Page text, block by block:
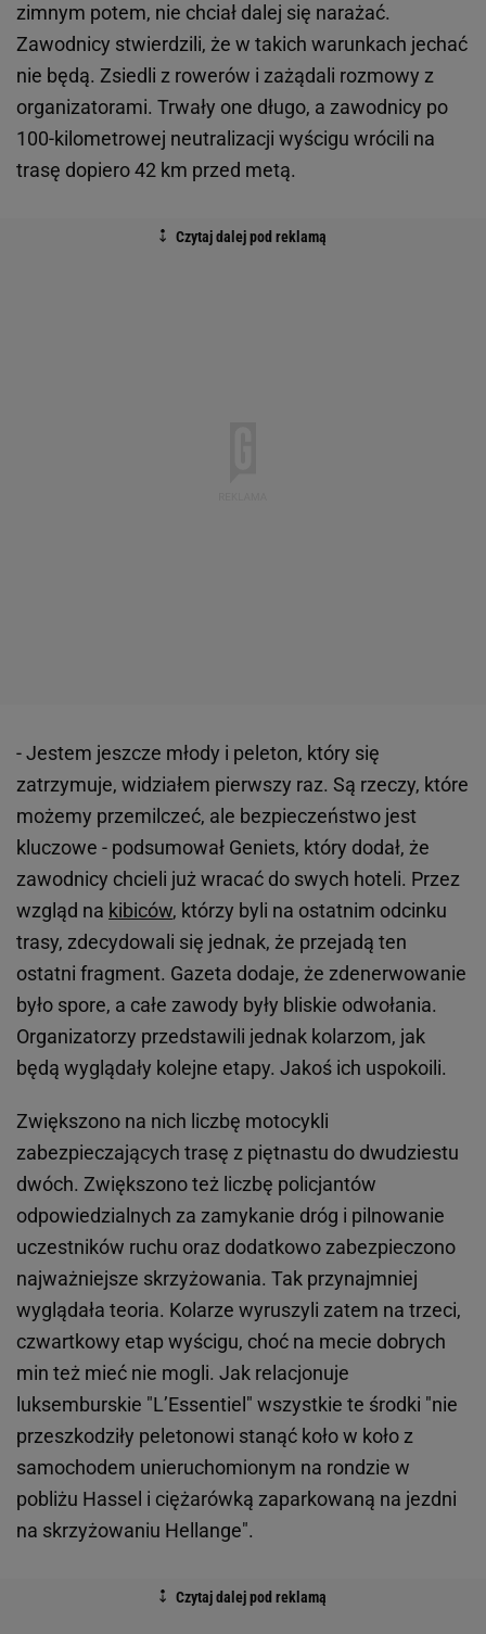
zimnym potem, nie chciał dalej się narażać.
Zawodnicy stwierdzili, że w takich warunkach jechać
nie będą. Zsiedli z rowerów i zażądali rozmowy z
organizatorami. Trwały one długo, a zawodnicy po
100-kilometrowej neutralizacji wyścigu wrócili na
trasę dopiero 42 km przed metą.
- Jestem jeszcze młody i peleton, który się
zatrzymuje, widziałem pierwszy raz. Są rzeczy, które
możemy przemilczeć, ale bezpieczeństwo jest
kluczowe - podsumował Geniets, który dodał, że
zawodnicy chcieli już wracać do swych hoteli. Przez
wzgląd na kibiców, którzy byli na ostatnim odcinku
trasy, zdecydowali się jednak, że przejadą ten
ostatni fragment. Gazeta dodaje, że zdenerwowanie
było spore, a całe zawody były bliskie odwołania.
Organizatorzy przedstawili jednak kolarzom, jak
będą wyglądały kolejne etapy. Jakoś ich uspokoili.
Zwiększono na nich liczbę motocykli
zabezpieczających trasę z piętnastu do dwudziestu
dwóch. Zwiększono też liczbę policjantów
odpowiedzialnych za zamykanie dróg i pilnowanie
uczestników ruchu oraz dodatkowo zabezpieczono
najważniejsze skrzyżowania. Tak przynajmniej
wyglądała teoria. Kolarze wyruszyli zatem na trzeci,
czwartkowy etap wyścigu, choć na mecie dobrych
min też mieć nie mogli. Jak relacjonuje
luksemburskie "L’Essentiel" wszystkie te środki "nie
przeszkodziły peletonowi stanąć koło w koło z
samochodem unieruchomionym na rondzie w
pobliżu Hassel i ciężarówką zaparkowaną na jezdni
na skrzyżowaniu Hellange".